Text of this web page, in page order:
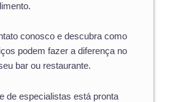
conosco e descubra como
podem fazer a diferença no
bar ou restaurante.
de especialistas está pronta